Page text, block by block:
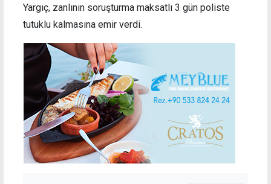
Yargıç, zanlının soruşturma maksatlı 3 gün poliste
tutuklu kalmasına emir verdi.